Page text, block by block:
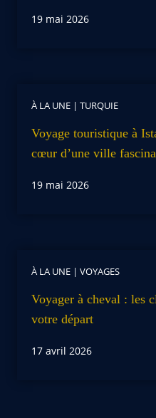
19 mai 2026
À LA UNE | TURQUIE
Voyage touristique à
cœur d’une ville
19 mai 2026
À LA UNE | VOYAGES
Voyager à cheval : les
votre départ
17 avril 2026